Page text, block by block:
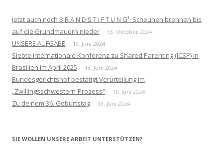
Jetzt auch noch B R A N D S T I F T U N G¹: Scheunen brennen bis
auf die Grundmauern nieder
13. Oktober 2024
UNSERE AUFGABE 19. Juni 2024
Siebte internationale Konferenz zu Shared Parenting (ICSP) in
Brasilien im April 2025
18. Juni 2024
Bundesgerichtshof bestätigt Verurteilung im
„Zwillingsschwestern-Prozess“
15. Juni 2024
Zu deinem 36. Geburtstag 13. Juni 2024
SIE WOLLEN UNSERE ARBEIT UNTERSTÜTZEN?